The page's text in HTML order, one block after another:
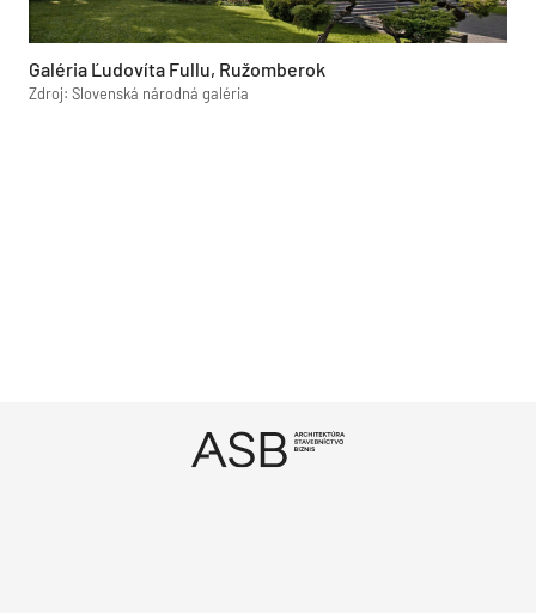
Galéria Ľudovíta Fullu, Ružomberok
Zdroj: Slovenská národná galéria